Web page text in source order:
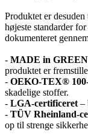
Produktet er
højeste standarder
dokumenteret
- MADE in
produktet er
- OEKO-TEX®
skadelige stoffer.
- LGA-certificeret –
- TÜV Rheinland-
op til strenge